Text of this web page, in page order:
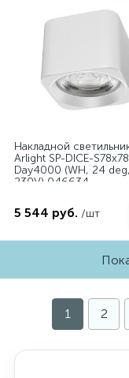
Накладной
Arlight SP-DICE-
Day4000 (WH, 24 deg,
230V) 046634
5 544 руб. /шт
1 2